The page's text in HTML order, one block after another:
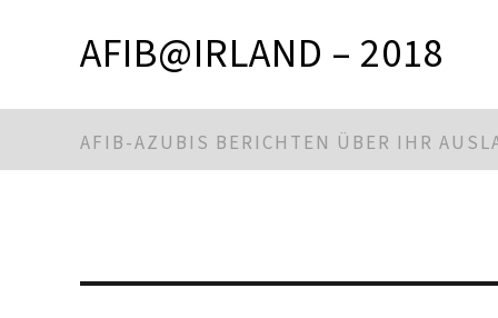
AFIB@IRLAND – 2018
AFIB-AZUBIS BERICHTEN ÜBER IHR